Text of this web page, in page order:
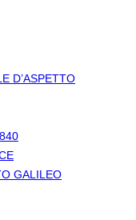
D’ASPETTO
GALILEO